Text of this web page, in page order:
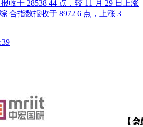
收于 28538 44 点，较 11 月 29 日上涨
合指数报收于 8972 6 点，上涨 3